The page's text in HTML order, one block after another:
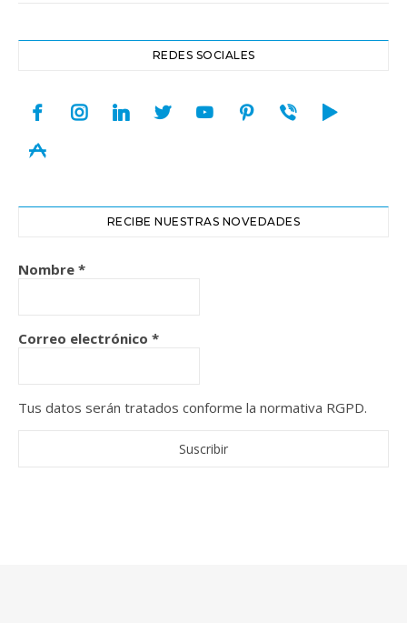
REDES SOCIALES
facebookinstagramlinkedintwitteryoutubepinterest
viber play
appstore
RECIBE NUESTRAS NOVEDADES
Nombre *
Correo electrónico *
Tus datos serán tratados conforme la normativa RGPD.